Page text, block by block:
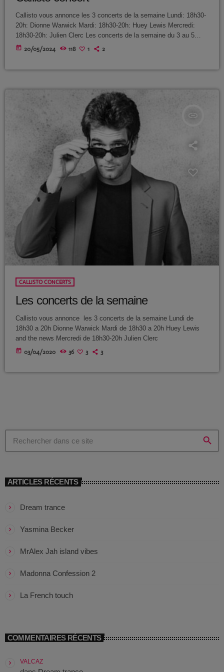
D-NERVO
DJ PINDER
DJ E.O
DJ FURROW
PWLSE
BAGHEERA LABEL
DJ MOKKO
EQUIPE
ARCHIVES
août 2026
février 2026
décembre 2025
septembre 2025
juillet 2025
juin 2025
avril 2025
mai 2024
mars 2018
février 2018
Callisto concerts
pop electro
Callisto vous annonce les 3 concerts de la semaine Lundi: 18h30-
20h: Dionne Warwick Mardi: 18h30-20h: Huey Lewis Mercredi:
18h30-20h: Julien Clerc Les concerts de la semaine du 3 au 5
Juin sur Callisto Lundi
today 20/05/2024 118 1 2
insert_link
CALLISTO CONCERTS
Les concerts de la semaine
Callisto vous annonce les 3 concerts de la semaine Lundi de
18h30 a 20h Dionne Warwick Mardi de 18h30 a 20h Huey Lewis
and the news Mercredi de 18h30-20h Julien Clerc
today 03/04/2020 36 3 3
search
ARTICLES RÉCENTS
Dream trance
Yasmina Becker
MrAlex Jah island vibes
Madonna Confession 2
La French touch
COMMENTAIRES RÉCENTS
VALCAZ